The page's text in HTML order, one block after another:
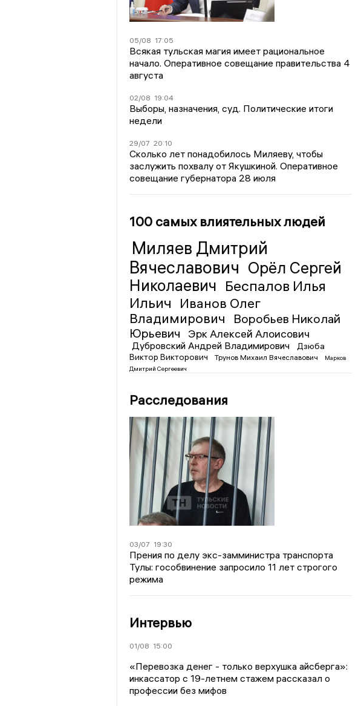
05/08 17:05
Всякая тульская магия имеет рациональное
начало. Оперативное совещание правительства 4
августа
02/08 19:04
Выборы, назначения, суд. Политические итоги
недели
29/07 20:10
Сколько лет понадобилось Миляеву, чтобы
заслужить похвалу от Якушкиной. Оперативное
совещание губернатора 28 июля
100 самых влиятельных людей
Миляев Дмитрий
Вячеславович Орёл Сергей
Николаевич Беспалов Илья
Ильич
Иванов Олег
Владимирович
Воробьев Николай
Юрьевич
Эрк Алексей Алоисович
Дубровский Андрей Владимирович
Дзюба
Виктор Викторович
Трунов Михаил Вячеславович
Марков
Дмитрий Сергеевич
Расследования
03/07 19:30
Прения по делу экс-замминистра транспорта
Тулы: гособвинение запросило 11 лет строгого
режима
Интервью
01/08 15:00
«Перевозка денег - только верхушка айсберга»:
инкассатор с 19-летнем стажем рассказал о
профессии без мифов